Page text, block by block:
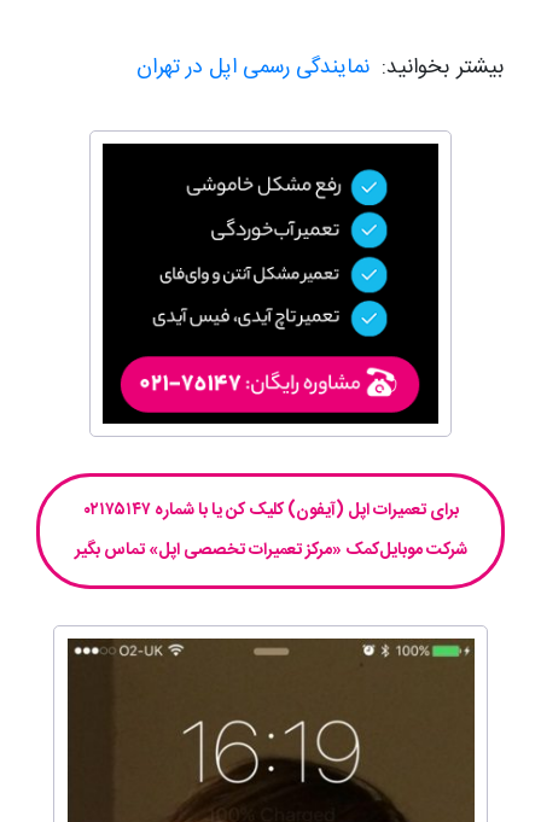
بیشتر بخوانید: نمایندگی رسمی اپل در تهران
برای تعمیرات اپل (آیفون) کلیک کن یا با شماره ۰۲۱۷۵۱۴۷
شرکت موبایل‌کمک «مرکز تعمیرات تخصصی اپل» تماس بگیر